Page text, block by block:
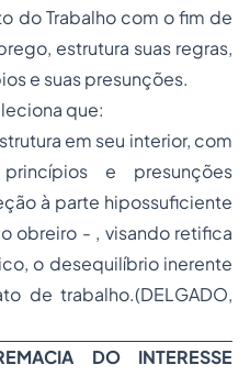
do Trabalho com o fim de
estrutura suas regras,
e suas presunções.
que:
em seu interior, com
e presunções
à parte hipossuficiente
obreiro - , visando retifica
o desequilíbrio inerente
de trabalho.(DELGADO,
DO INTERESSE